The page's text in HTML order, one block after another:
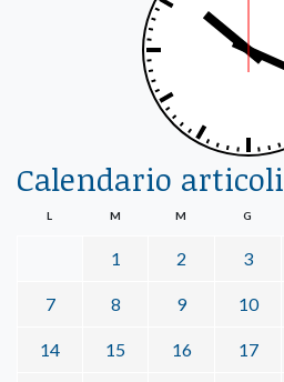
Calendario articoli
L M M G
1 2 3
7 8 9 10
14 15 16 17